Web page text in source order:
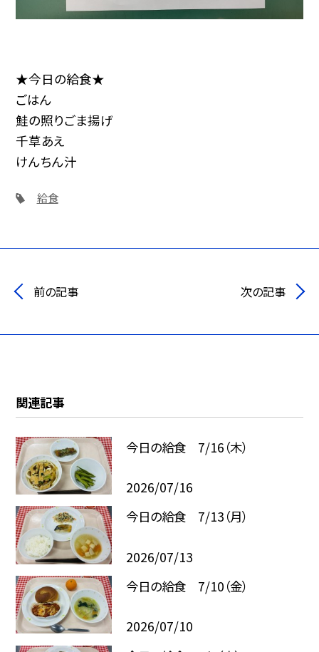
★今日の給食★
ごはん
鮭の照りごま揚げ
千草あえ
けんちん汁
給食
前の記事 次の記事
関連記事
今日の給食 7/16（木）
2026/07/16
今日の給食 7/13（月）
2026/07/13
今日の給食 7/10（金）
2026/07/10